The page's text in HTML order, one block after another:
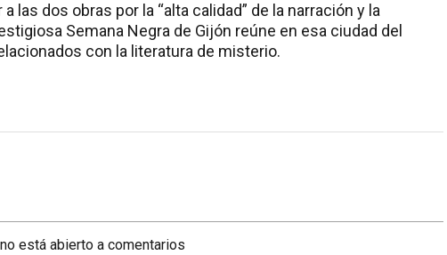
las dos obras por la “alta calidad” de la narración y la
Semana Negra de Gijón reúne en esa ciudad del
con la literatura de misterio.
está abierto a comentarios